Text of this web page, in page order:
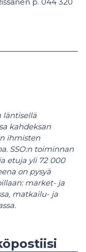
läntisellä
kahdeksan
ihmisten
SSO:n toiminnan
etuja yli 72 000
on pysyä
market- ja
matkailu- ja